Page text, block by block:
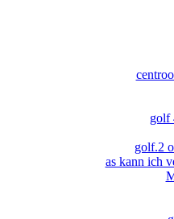
golf
golf.2
as kann ich